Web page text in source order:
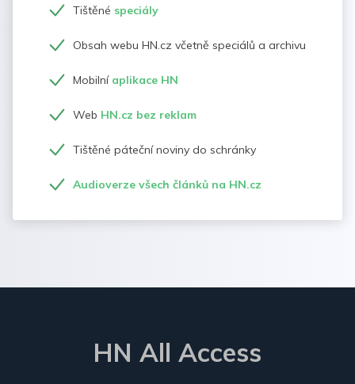
Tištěné speciály
Obsah webu HN.cz včetně speciálů a archivu
Mobilní aplikace HN
Web HN.cz bez reklam
Tištěné páteční noviny do schránky
Audioverze všech článků na HN.cz
HN All Access